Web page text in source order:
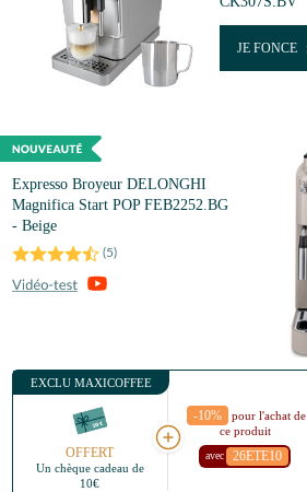
JE FONCE
Expresso Broyeur DELONGHI
Magnifica Start POP FEB2252.BG
- Beige
(5)
EXCLU MAXICOFFEE
OFFERT
Un chèque cadeau de
10€
-10%
pour l'achat de
ce produit
avec 26ETE10